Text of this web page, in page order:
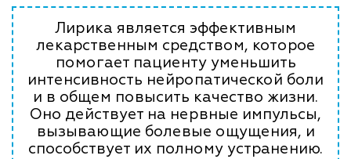
Лирика является эффективным
лекарственным средством, которое
помогает пациенту уменьшить
интенсивность нейропатической боли
и в общем повысить качество жизни.
Оно действует на нервные импульсы,
вызывающие болевые ощущения, и
способствует их полному устранению.